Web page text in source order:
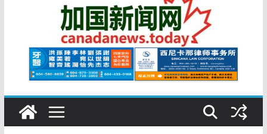
特鲁多半裸与水果姐海滩激吻! 热恋一年感情持续升温
更多名校恢复SAT 考试，新学年大学申请开跑7个大不